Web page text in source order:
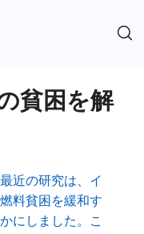
貧困を解
近の研究は、イ
料貧困を緩和す
にしました。こ